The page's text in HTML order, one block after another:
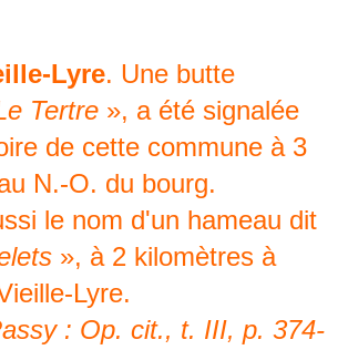
Lyre. Une butte
Tertre », a été signalée
de cette commune à 3
N.-O. du bourg.
le nom d'un hameau dit
», à 2 kilomètres à
Lyre.
: Op. cit., t. III, p. 374-